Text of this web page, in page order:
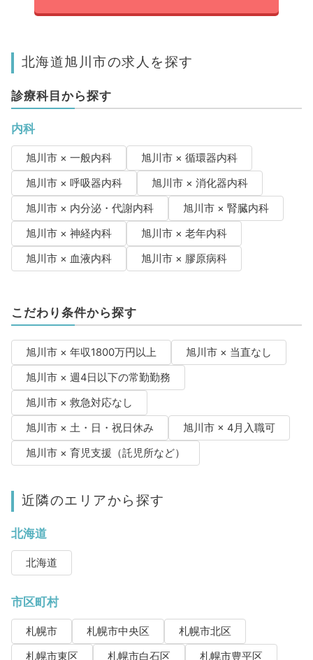
北海道旭川市の求人を探す
診療科目から探す
内科
旭川市 × 一般内科
旭川市 × 循環器内科
旭川市 × 呼吸器内科
旭川市 × 消化器内科
旭川市 × 内分泌・代謝内科
旭川市 × 腎臓内科
旭川市 × 神経内科
旭川市 × 老年内科
旭川市 × 血液内科
旭川市 × 膠原病科
こだわり条件から探す
旭川市 × 年収1800万円以上
旭川市 × 当直なし
旭川市 × 週4日以下の常勤勤務
旭川市 × 救急対応なし
旭川市 × 土・日・祝日休み
旭川市 × 4月入職可
旭川市 × 育児支援（託児所など）
近隣のエリアから探す
北海道
北海道
市区町村
札幌市 札幌市中央区
札幌市北区
札幌市東区
札幌市白石区 札幌市豊平区